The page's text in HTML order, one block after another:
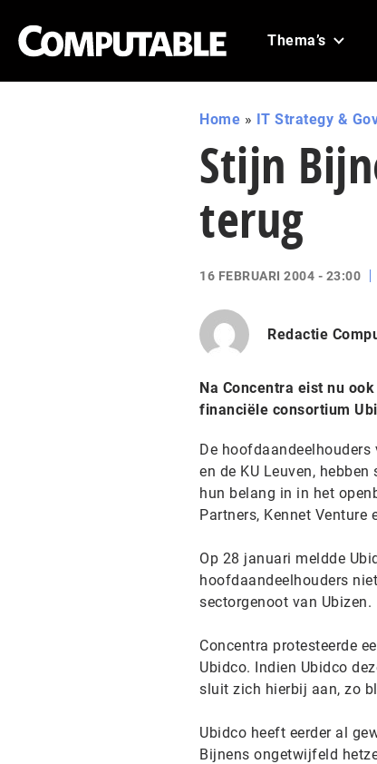
Thema’s
Home » IT Strategy &
Stijn
terug
16 FEBRUARI 2004 - 23:00
Redactie
Na Concentra eist nu
financiële consortium
De
en de KU Leuven,
hun belang in in het
Partners, Kennet Venture
Op 28 januari meldde
hoofdaandeelhouders
sectorgenoot van Ubizen.
Concentra protesteerde
Ubidco. Indien Ubidco
sluit zich hierbij aan, zo
Ubidco heeft eerder al
Bijnens ongetwijfeld